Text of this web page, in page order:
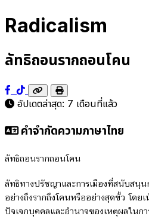
Radicalism
ลัทธิถอนรากถอนโคน
อัปเดตล่าสุด: 7 เดือนที่แล้ว
คำจำกัดความภาษาไทย
ลัทธิถอนรากถอนโคน
ลัทธิทางปรัชญาและการเมืองที่สนับสนุน
อย่างถึงรากถึงโคนหรืออย่างสุดขั้ว โด
ปัจเจกบุคคลและอำนาจของเหตุผลในก